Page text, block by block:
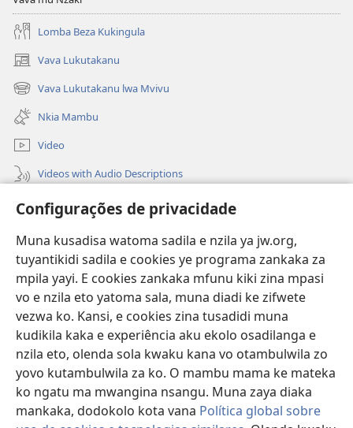
Configurações de privacidade
Muna kusadisa watoma sadila e nzila ya jw.org,
tuyantikidi sadila e cookies ye programa zankaka za
mpila yayi. E cookies zankaka mfunu kiki zina mpasi
vo e nzila eto yatoma sala, muna diadi ke zifwete
vezwa ko. Kansi, e cookies zina tusadidi muna
kudikila kaka e experiência aku ekolo osadilanga e
nzila eto, olenda sola kwaku kana vo otambulwila zo
yovo kutambulwila za ko. O mambu mama ke mateka
ko ngatu ma mwangina nsangu. Muna zaya diaka
mankaka, dodokolo kota vana Política global sobre
Lomba Beza Kukingula
Vava Lukutakanu
(opens
new
window)
Vava Lukutakanu lwa Mvivu
(opens
new
window)
Nkia Mambu
Video
Videos with Audio Descriptions
Vavulula
(opens
new
window)LUNDILU DIA NKANDA mia Mbangi za Yave mu Internete™
(opens
new
window)JW Hub
(opens
new
window)Aplicativo JW Library ®